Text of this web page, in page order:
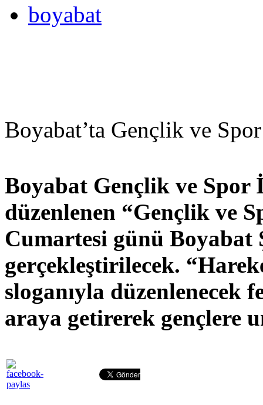
boyabat
Boyabat’ta Gençlik ve
Boyabat Gençlik ve
düzenlenen “Gençlik ve
Cumartesi günü Boyabat
gerçekleştirilecek.
sloganıyla düzenlenecek
araya getirerek gençlere